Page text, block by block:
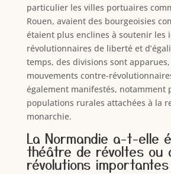
particulier les villes portuaires
Rouen, avaient des bourgeoisies
étaient plus enclines à soutenir les
révolutionnaires de liberté et
temps, des divisions sont
mouvements contre-
également manifestés, notamment
populations rurales attachées à la
monarchie.
La Normandie a-t-elle
théâtre de révoltes ou
révolutions